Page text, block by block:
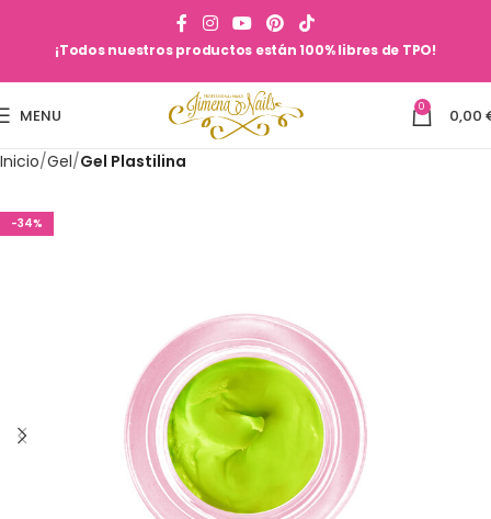
¡Todos nuestros productos están 100% libres de TPO!
MENU 0 0,00
Inicio Gel Gel Plastilina
-34%